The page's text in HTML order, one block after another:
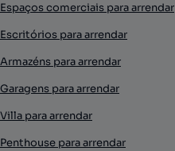
Espaços comerciais para arrendar
Escritórios para arrendar
Armazéns para arrendar
Garagens para arrendar
Villa para arrendar
Penthouse para arrendar